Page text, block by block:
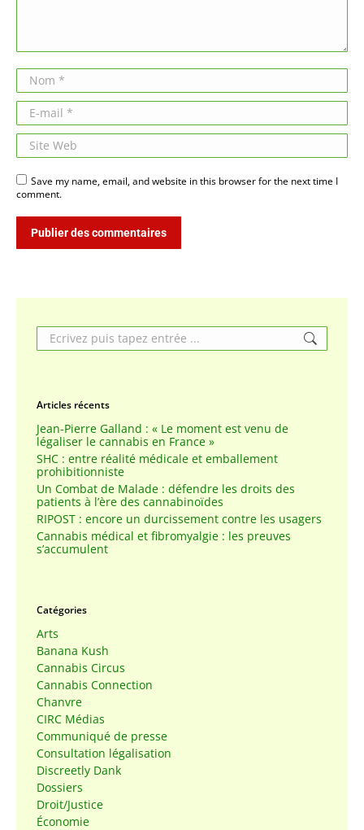
Nom *
E-mail *
Site Web
Save my name, email, and website in this browser for the next time I
comment.
Publier des commentaires
Search:
Articles récents
Jean-Pierre Galland : « Le moment est venu de
légaliser le cannabis en France »
SHC : entre réalité médicale et emballement
prohibitionniste
Un Combat de Malade : défendre les droits des
patients à l’ère des cannabinoïdes
RIPOST : encore un durcissement contre les usagers
Cannabis médical et fibromyalgie : les preuves
s’accumulent
Catégories
Arts
Banana Kush
Cannabis Circus
Cannabis Connection
Chanvre
CIRC Médias
Communiqué de presse
Consultation légalisation
Discreetly Dank
Dossiers
Droit/Justice
Économie